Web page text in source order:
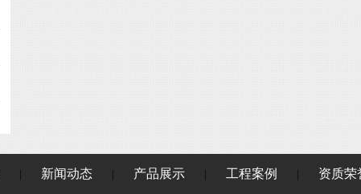
新闻动态 产品展示 工程案例 资质荣